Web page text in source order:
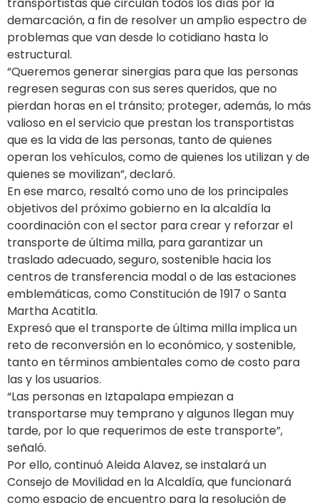
demarcación, a fin de resolver un amplio espectro de
problemas que van desde lo cotidiano hasta lo
estructural.
“Queremos generar sinergias para que las personas
regresen seguras con sus seres queridos, que no
pierdan horas en el tránsito; proteger, además, lo más
valioso en el servicio que prestan los transportistas
que es la vida de las personas, tanto de quienes
operan los vehículos, como de quienes los utilizan y de
quienes se movilizan”, declaró.
En ese marco, resaltó como uno de los principales
objetivos del próximo gobierno en la alcaldía la
coordinación con el sector para crear y reforzar el
transporte de última milla, para garantizar un
traslado adecuado, seguro, sostenible hacia los
centros de transferencia modal o de las estaciones
emblemáticas, como Constitución de 1917 o Santa
Martha Acatitla.
Expresó que el transporte de última milla implica un
reto de reconversión en lo económico, y sostenible,
tanto en términos ambientales como de costo para
las y los usuarios.
“Las personas en Iztapalapa empiezan a
transportarse muy temprano y algunos llegan muy
tarde, por lo que requerimos de este transporte”,
señaló.
Por ello, continuó Aleida Alavez, se instalará un
Consejo de Movilidad en la Alcaldía, que funcionará
como espacio de encuentro para la resolución de